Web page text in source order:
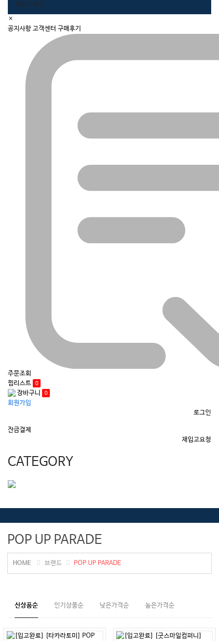
재입고요청
close
navigation
×
공지사항 고객센터 구매후기
주문조회
찜리스트
0
장바구니 0
회원가입
로그인
잔금결제
재입고요청
CATEGORY
POP UP PARADE
HOME 브랜드 POP UP PARADE
신상품순 인기상품순 낮은가격순 높은가격순